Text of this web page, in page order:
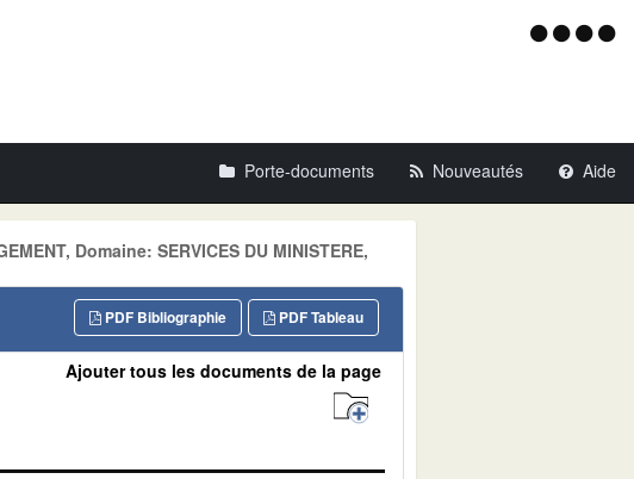
Menu
Porte-documents Nouveautés Aide
Domaine: SERVICES DU MINISTERE,
PDF Tableau
PDF Bibliographie
Ajouter tous les documents de la page